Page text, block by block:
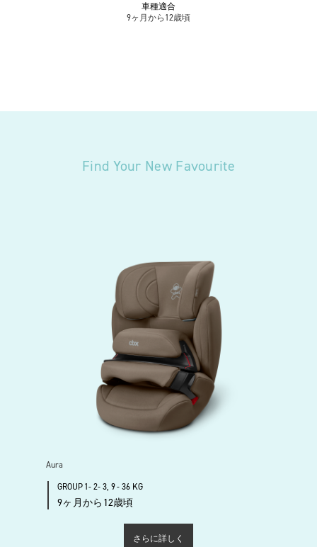
車種適合
9ヶ月から12歳頃
Find Your New Favourite
Aura
GROUP 1- 2- 3, 9 - 36 KG
9ヶ月から12歳頃
さらに詳しく